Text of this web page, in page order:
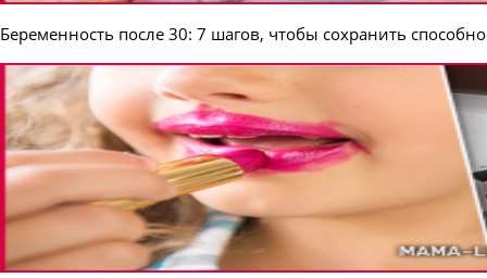
Беременность после 30: 7 шагов, чтобы сохранить